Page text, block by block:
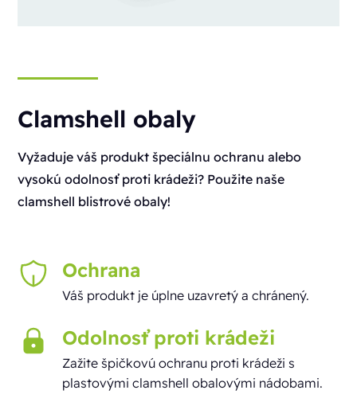
Clamshell obaly
Vyžaduje váš produkt špeciálnu ochranu alebo
vysokú odolnosť proti krádeži? Použite naše
clamshell blistrové obaly!
Ochrana
Váš produkt je úplne uzavretý a chránený.
Odolnosťproti krádeži
Zažite špičkovú ochranu proti krádeži s
plastovými clamshell obalovými nádobami.